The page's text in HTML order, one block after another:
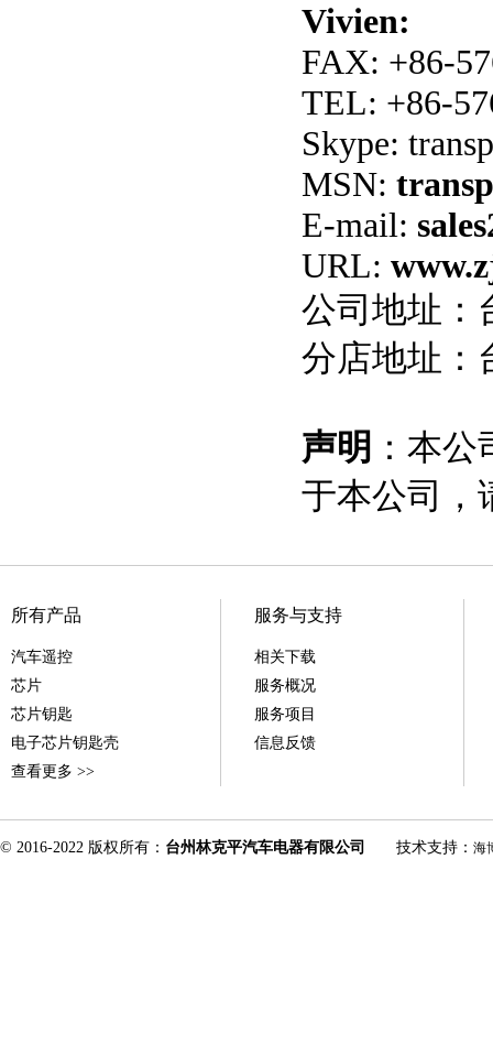
Vivien:
FAX: +86-
TEL: +86-
Skype:
MSN:
E-mail:
URL:
公司地址：
分店地址：
声明 ：本
于本公司，
所有产品
汽车遥控
芯片
芯片钥匙
电子芯片钥匙壳
查看更多 >>
服务与支持
相关下载
服务概况
服务项目
信息反馈
© 2016-2022 版权所有： 台州林克平汽车电器有限公司 技术支持： 海